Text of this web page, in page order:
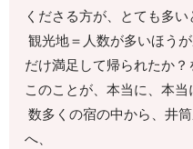
くださる方が、とても多い
観光地＝人数が多いほう
だけ満足して帰られたか？
このことが、本当に、本当
数多くの宿の中から、井
へ、